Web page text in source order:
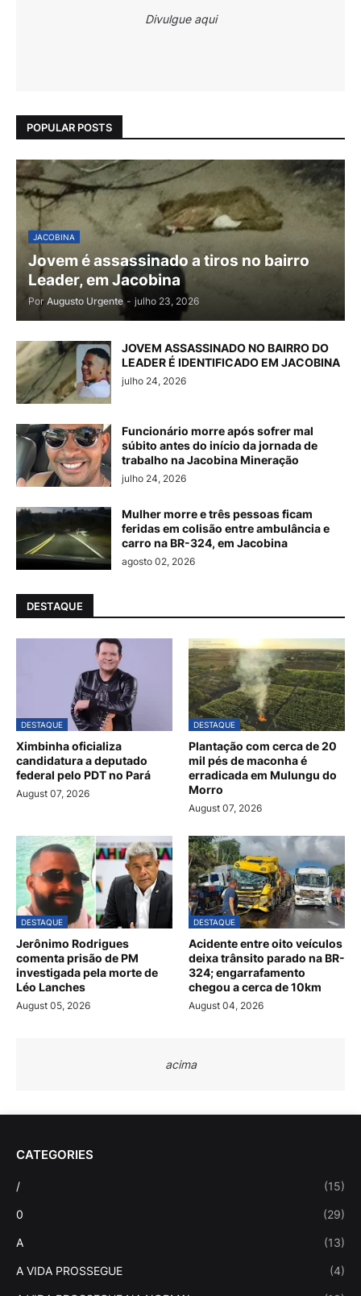
Divulgue aqui
POPULAR POSTS
JACOBINA
Jovem é assassinado a tiros no bairro
Leader, em Jacobina
Por Augusto Urgente - julho 23, 2026
JOVEM ASSASSINADO NO BAIRRO DO
LEADER É IDENTIFICADO EM JACOBINA
julho 24, 2026
Funcionário morre após sofrer mal
súbito antes do início da jornada de
trabalho na Jacobina Mineração
julho 24, 2026
Mulher morre e três pessoas ficam
feridas em colisão entre ambulância e
carro na BR-324, em Jacobina
agosto 02, 2026
DESTAQUE
DESTAQUE
Ximbinha oficializa
candidatura a deputado
federal pelo PDT no Pará
August 07, 2026
DESTAQUE
Plantação com cerca de 20
mil pés de maconha é
erradicada em Mulungu do
Morro
August 07, 2026
DESTAQUE
Jerônimo Rodrigues
comenta prisão de PM
investigada pela morte de
Léo Lanches
August 05, 2026
DESTAQUE
Acidente entre oito veículos
deixa trânsito parado na BR-
324; engarrafamento
chegou a cerca de 10km
August 04, 2026
acima
CATEGORIES
/ (15)
0 (29)
A (13)
A VIDA PROSSEGUE (4)